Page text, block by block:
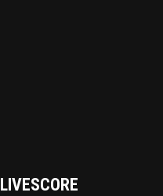
LIVESCORE